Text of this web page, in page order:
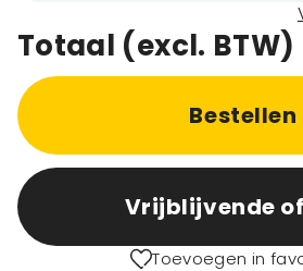
Totaal (excl. BTW)
Bestellen
Vrijblijvende
Toevoegen in